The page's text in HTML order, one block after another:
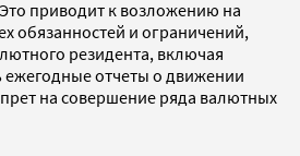
приводит к возложению на
обязанностей и ограничений,
резидента, включая
ежегодные отчеты о движении
на совершение ряда валютных